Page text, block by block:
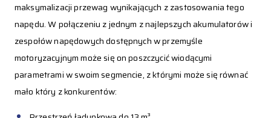
maksymalizacji przewag wynikających z zastosowania tego
napędu. W połączeniu z jednym z najlepszych akumulatorów i
zespołów napędowych dostępnych w przemyśle
motoryzacyjnym może się on poszczycić wiodącymi
parametrami w swoim segmencie, z którymi może się równać
mało który z konkurentów: